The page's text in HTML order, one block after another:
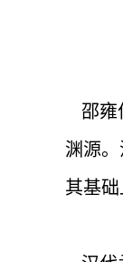
邵雍
渊源
其基